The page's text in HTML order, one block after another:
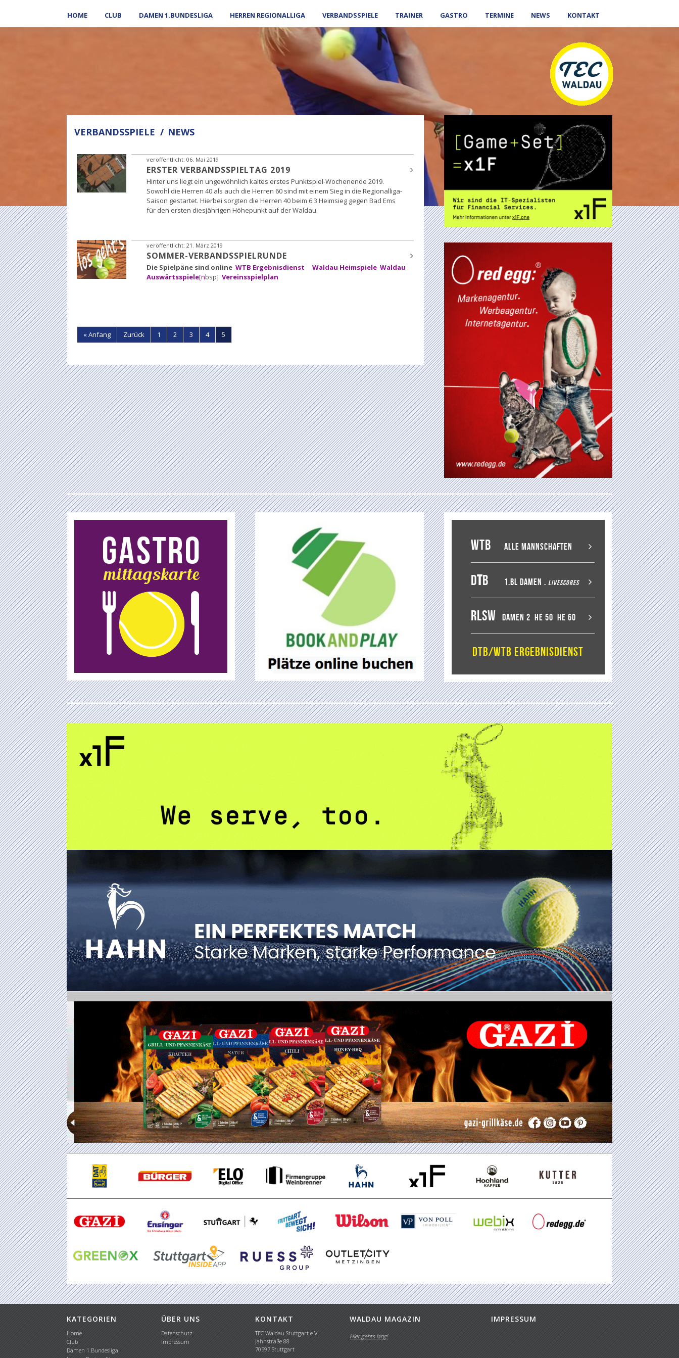
HOME CLUB DAMEN 1.BUNDESLIGA HERREN REGIONALLIGA VERBANDSSPIELE TRAINER GASTRO TERMINE NEWS KONTAKT
VERBANDSSPIELE NEWS
veröffentlicht: 06. Mai 2019
ERSTER VERBANDSSPIELTAG 2019
Hinter uns liegt ein ungewöhnlich kaltes erstes Punktspiel-Wochenende 2019.
Sowohl die Herren 40 als auch die Herren 60 sind mit einem Sieg in die Regionalliga-
Saison gestartet. Hierbei sorgten die Herren 40 beim 6:3 Heimsieg gegen Bad Ems
für den ersten diesjährigen Höhepunkt auf der Waldau.
veröffentlicht: 21. März 2019
SOMMER-VERBANDSSPIELRUNDE
Die Spielpäne sind online WTB Ergebnisdienst Waldau Heimspiele Waldau
Auswärtsspiele[nbsp] Vereinsspielplan
« Anfang Zurück 1 2 3 4 5
WTB Alle Mannschaften
DTB 1.BL Damen . LiveScores
RLSW Damen 2 He 50 He 60
DTB/WTB Ergebnisdienst
KATEGORIEN
Home
Club
Damen 1.Bundesliga
ÜBER UNS
Datenschutz
Impressum
KONTAKT
TEC Waldau Stuttgart e.V.
Jahnstraße 88
70597 Stuttgart
WALDAU MAGAZIN
Hier gehts lang!
IMPRESSUM